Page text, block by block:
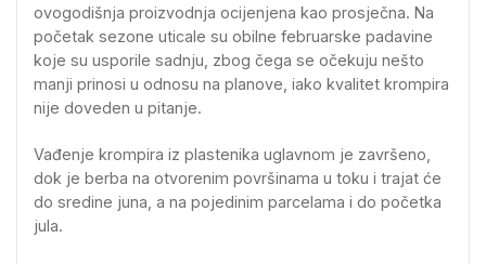
ovogodišnja proizvodnja ocijenjena kao prosječna. Na
početak sezone uticale su obilne februarske padavine
koje su usporile sadnju, zbog čega se očekuju nešto
manji prinosi u odnosu na planove, iako kvalitet krompira
nije doveden u pitanje.
Vađenje krompira iz plastenika uglavnom je završeno,
dok je berba na otvorenim površinama u toku i trajat će
do sredine juna, a na pojedinim parcelama i do početka
jula.